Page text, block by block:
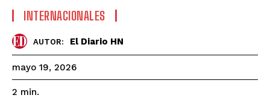
INTERNACIONALES
AUTOR: El Diario HN
mayo 19, 2026
2 min.